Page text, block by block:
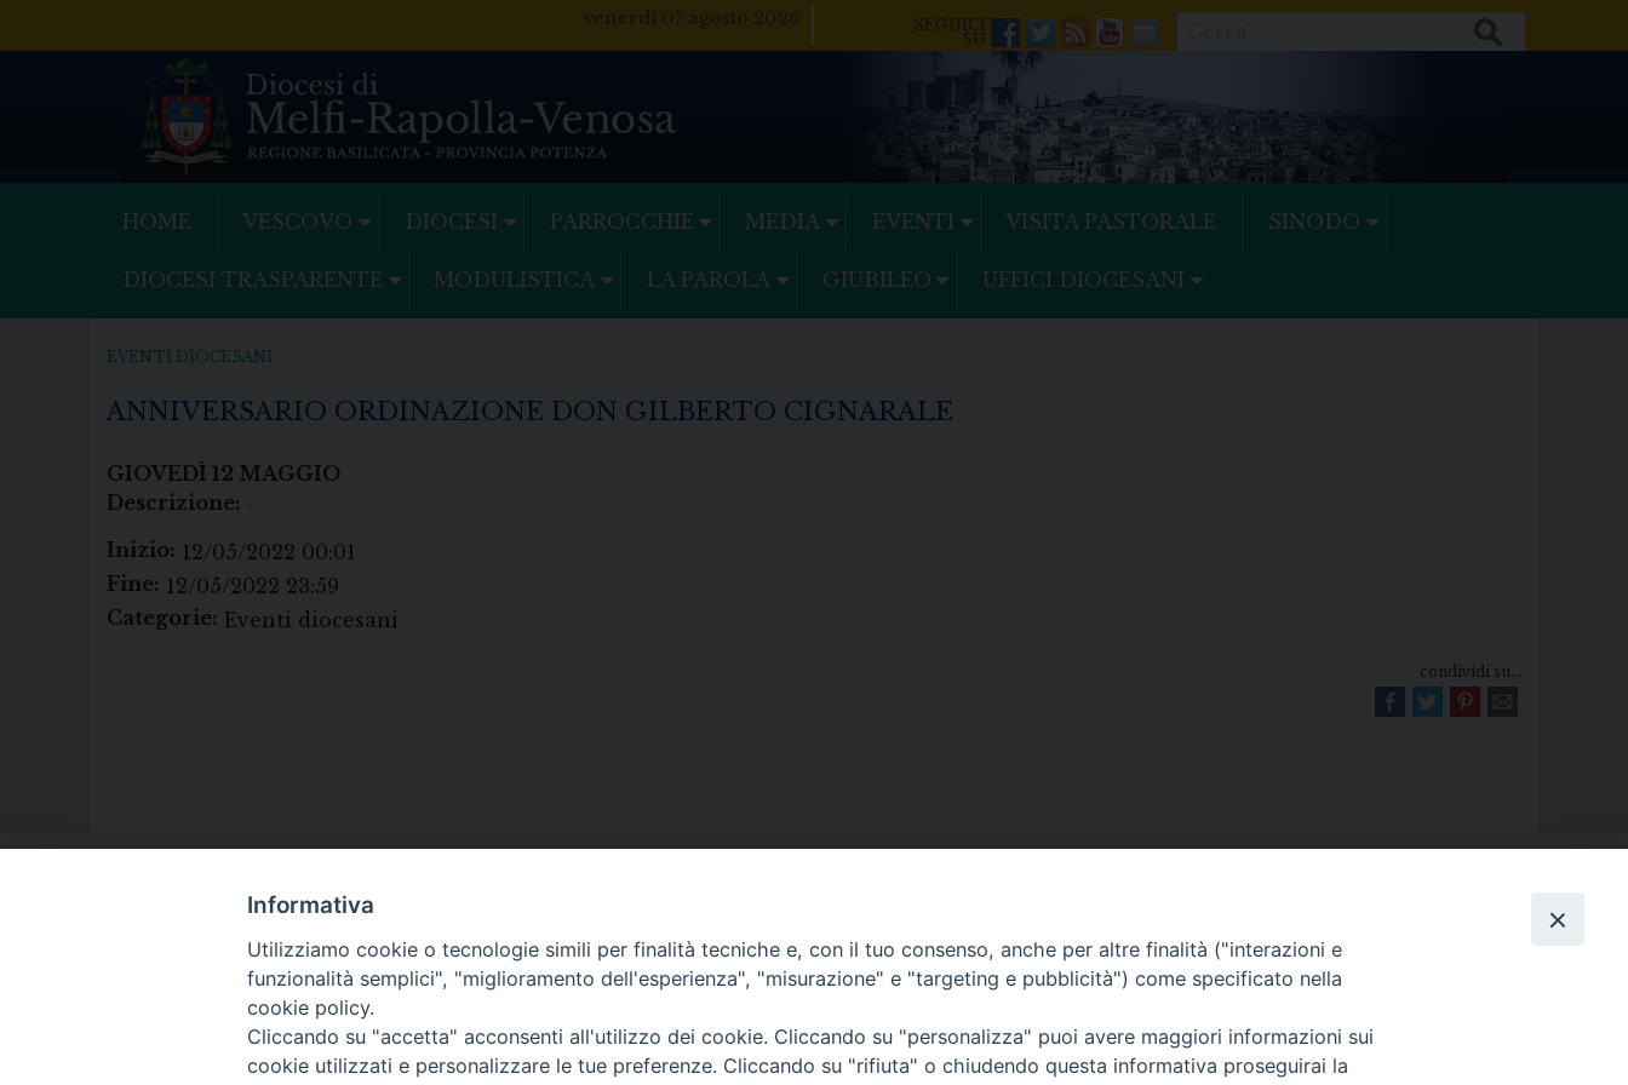
venerdì 07 agosto 2026
Facebook
Twitter
FeedsYoutube
Mail
HOME VESCOVO DIOCESI PARROCCHIE MEDIA EVENTI VISITA PASTORALE SINODO
DIOCESI TRASPARENTE MODULISTICA LA PAROLA GIUBILEO UFFICI DIOCESANI
EVENTI DIOCESANI
ANNIVERSARIO ORDINAZIONE DON GILBERTO CIGNARALE
GIOVEDÌ 12 MAGGIO
Descrizione: .
Inizio: 12/05/2022 00:01
Fine: 12/05/2022 23:59
Categorie: Eventi diocesani
condividi su...
• Largo Duomo, 12 - 85025 MELFI (PZ) • Tel. 0972238604
PEC ufficiale della Diocesi: diocesi.melfi_rapolla_venosa@legalmail.it
Informativa
Utilizziamo cookie o tecnologie simili per finalità tecniche e, con il tuo consenso, anche per altre finalità ("interazioni e
funzionalità semplici", "miglioramento dell'esperienza", "misurazione" e "targeting e pubblicità") come specificato nella
cookie policy.
Cliccando su "accetta" acconsenti all'utilizzo dei cookie. Cliccando su "personalizza" puoi avere maggiori informazioni sui
cookie utilizzati e personalizzare le tue preferenze. Cliccando su "rifiuta" o chiudendo questa informativa proseguirai la